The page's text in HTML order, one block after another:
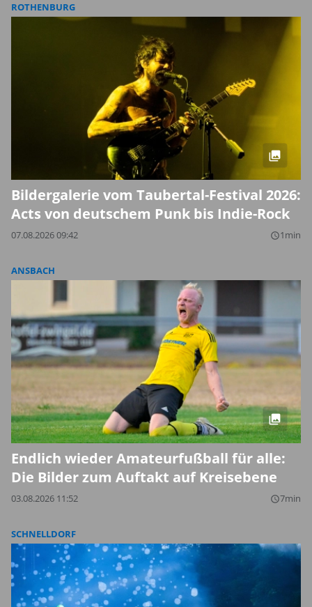
ROTHENBURG
Bildergalerie vom Taubertal-Festival 2026:
Acts von deutschem Punk bis Indie-Rock
07.08.2026 09:42 query_builder1min
ANSBACH
Endlich wieder Amateurfußball für alle:
Die Bilder zum Auftakt auf Kreisebene
03.08.2026 11:52 query_builder7min
SCHNELLDORF